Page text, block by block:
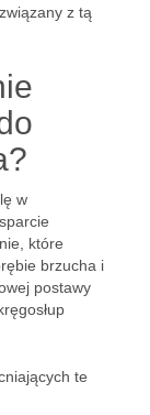
z tą
w
które
brzucha i
postawy
te